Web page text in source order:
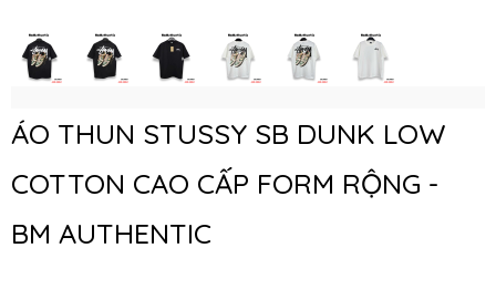
ÁO THUN STUSSY SB DUNK LOW
COTTON CAO CẤP FORM RỘNG -
BM AUTHENTIC